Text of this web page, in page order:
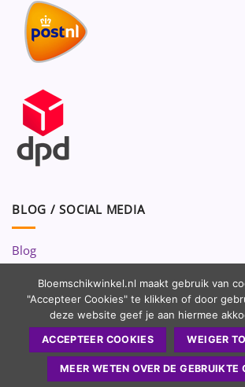
BLOG / SOCIAL MEDIA
Blog
Volg ons op:
Copyright 2010 - 2026 ©
Bloemschikwinkel.nl maakt gebruik van
"Accepteer Cookies" te klikken of door
deze website geef je aan hiermee
ACCEPTEER COOKIES WEIGER
MEER WETEN OVER DE GEBRUIKTE